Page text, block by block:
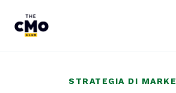
STRATEGIA DI